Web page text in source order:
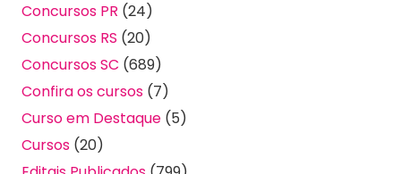
Concursos PR (24)
Concursos RS (20)
Concursos SC (689)
Confira os cursos (7)
Curso em Destaque (5)
Cursos (20)